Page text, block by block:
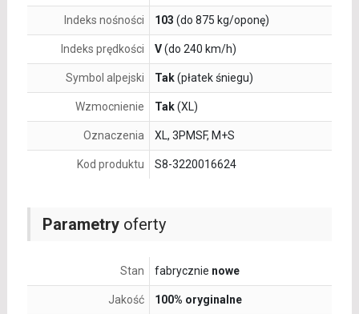
Parametryoferty
Stan fabrycznie nowe
Jakość 100% oryginalne
Indeks nośności 103 (do 875 kg/oponę)
Indeks prędkości V(do 240 km/h)
Symbol alpejski Tak(płatek śniegu)
Wzmocnienie Tak(XL)
Oznaczenia XL, 3PMSF, M+S
Kod produktu S8-3220016624